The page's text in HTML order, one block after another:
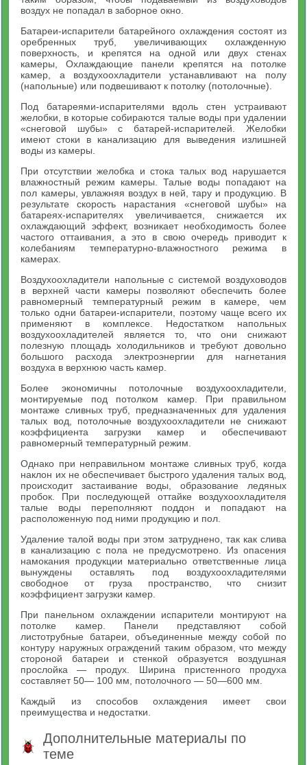
воздух не попадал в заборное окно.
Батареи-испарители батарейного охлаждения состоят из
оребренных труб, увеличивающих охлажденную
поверхность, и крепятся на одной или двух стенах
камеры, Охлаждающие панели крепятся на потолке
камер, а воздухоохладители устанавливают на полу
(напольные) или подвешивают к потолку (потолочные).
Под батареями-испарителями вдоль стен устраивают
желобки, в которые собираются талые воды при удалении
«снеговой шубы» с батарей-испарителей. Желобки
имеют стоки в канализацию для выведения излишней
воды из камеры.
При отсутствии желобка и стока талых вод нарушается
влажностный режим камеры. Талые воды попадают на
пол камеры, увлажняя воздух в ней, тару и продукцию. В
результате скорость нарастания «снеговой шубы» на
батареях-испарителях увеличивается, снижается их
охлаждающий эффект, возникает необходимость более
частого оттаивания, а это в свою очередь приводит к
колебаниям температурно-влажностного режима в
камерах.
Воздухоохладители напольные с системой воздуховодов
в верхней части камеры позволяют обеспечить более
равномерный температурный режим в камере, чем
только одни батареи-испарители, поэтому чаще всего их
применяют в комплексе. Недостатком напольных
воздухоохладителей является то, что они снижают
полезную площадь холодильников и требуют довольно
большого расхода электроэнергии для нагнетания
воздуха в верхнюю часть камер.
Более экономичны потолочные воздухоохладители,
монтируемые под потолком камер. При правильном
монтаже сливных труб, предназначенных для удаления
талых вод, потолочные воздухоохладители не снижают
коэффициента загрузки камер и обеспечивают
равномерный температурный режим.
Однако при неправильном монтаже сливных труб, когда
наклон их не обеспечивает быстрого удаления талых вод,
происходит застаивание воды, образование ледяных
пробок. При последующей оттайке воздухоохладителя
талые воды переполняют поддон и попадают на
расположенную под ними продукцию и пол.
Удаление талой воды при этом затруднено, так как слива
в канализацию с пола не предусмотрено. Из опасения
намокания продукции материально ответственные лица
вынуждены оставлять под воздухоохладителями
свободное от груза пространство, что снизит
коэффициент загрузки камер.
При панельном охлаждении испарители монтируют на
потолке камер. Панели представляют собой
листотрубные батареи, объединенные между собой по
контуру наружных ограждений таким образом, что между
стороной батареи и стенкой образуется воздушная
прослойка — продух. Ширина пристенного продуха
составляет 50— 100 мм, потолочного — 50—600 мм.
Каждый из способов охлаждения имеет свои
преимущества и недостатки.
Дополнительные материалы по
теме